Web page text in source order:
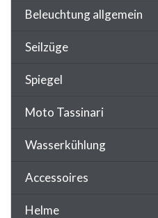
Beleuchtung allgemein
Seilzüge
Spiegel
Moto Tassinari
Wasserkühlung
Accessoires
Helme